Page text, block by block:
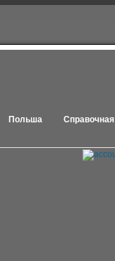
Польша Справочная